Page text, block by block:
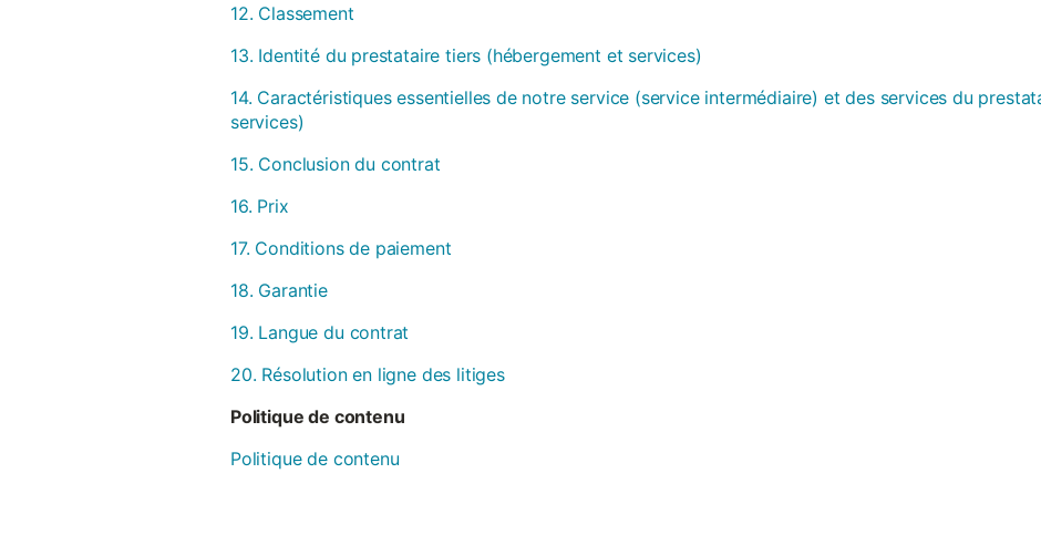
12. Classement
13. Identité du prestataire tiers (hébergement et services)
14. Caractéristiques essentielles de notre service (service intermédiaire) et des services du
services)
15. Conclusion du contrat
16. Prix
17. Conditions de paiement
18. Garantie
19. Langue du contrat
20. Résolution en ligne des litiges
Politique de contenu
Politique de contenu